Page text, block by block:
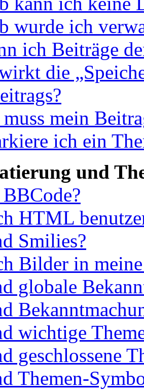
wurde ich
ich Beiträge
die
mein
ich ein
und
HTML
Smilies?
Bilder in
globale
wichtige
geschlossene
Themen-